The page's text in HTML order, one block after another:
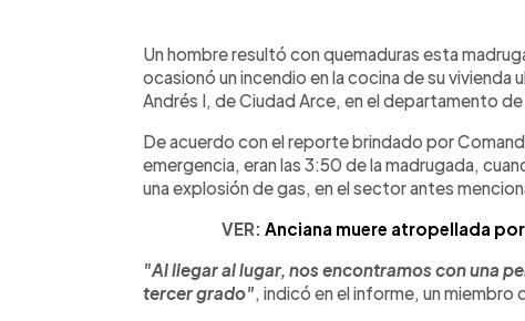
Escuchar artículo
Un hombre resultó con quemaduras esta
ocasionó un incendio en la cocina de su vivienda
Andrés I, de Ciudad Arce, en el departamento
De acuerdo con el reporte brindado por
emergencia, eran las 3:50 de la madrugada,
una explosión de gas, en el sector antes
VER: Anciana muere atropellada
"Al llegar al lugar, nos encontramos con una
tercer grado" , indicó en el informe, un